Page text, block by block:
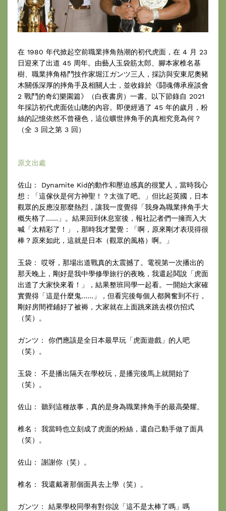
在 1980 年代掀起空前職業摔角熱潮的初代虎面，在 4 月 23
日迎來了出道 45 周年。由藝人玉袋筋太郎、腳本家椎名基
樹、職業摔角格鬥技作家堀江ガンツ三人，採訪與安東尼奧豬
木關係深厚的摔角手及相關人士，並收錄於《鬪魂傳承座談會
2 戰鬥的奇幻樂園篇》（白夜書房）一書。以下節錄自 2021
年採訪初代虎面佐山聰的內容。即便經過了 45 年的歲月，粉
絲的記憶依然不曾褪色，這位曠世摔角手的真相究竟為何？
（全 3 回之第 3 回）
原文出處
佐山： Dynamite Kid的動作和壓迫感真的很驚人，當時我心
想：「這傢伙是何方神聖！？太強了吧。」但比起英國，日本
觀眾的反應沒那麼熱烈，讓我一度覺得「我身為職業摔角手大
概失格了……」。結果回到休息室後，報社記者們一擁而入大
喊「太精彩了！」，那時我才驚覺：「啊，原來剛才表現得很
棒？原來如此，這就是日本（觀眾的風格）啊。」
玉袋： 哎呀，那場出道戰真的太震撼了。電視第一次播出的
那天晚上，剛好是我中學修學旅行的夜晚，我還起鬨說「虎面
出道了大家快來看！」，結果整班同學一起看。一開始大家確
實覺得「這是什麼鬼……」，但看完後每個人都興奮到不行，
剛好房間裡鋪好了被褥，大家就在上面跳來跳去模仿招式
（笑）。
ガンツ： 你們應該是全日本最早玩「虎面遊戲」的人吧
（笑）。
玉袋： 不是播出隔天在學校玩，是播完後馬上就開始了
（笑）。
佐山： 聽到這種故事，真的是身為職業摔角手的最高榮耀。
椎名： 我當時也立刻成了虎面的粉絲，還自己動手做了面具
（笑）。
佐山： 謝謝你（笑）。
椎名： 我還戴著那個面具去上學（笑）。
ガンツ： 結果學校同學有對你說「這不是太棒了嗎」嗎